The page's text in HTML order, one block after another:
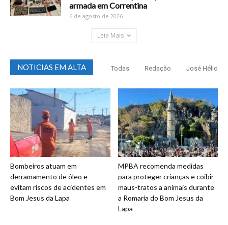
armada em Correntina
6 de agosto de 2026
Leia Mais
NOTICIAS EM ALTA Todas Redação José Hélio
Bombeiros atuam em
derramamento de óleo e
evitam riscos de acidentes em
Bom Jesus da Lapa
MPBA recomenda medidas
para proteger crianças e coibir
maus-tratos a animais durante
a Romaria do Bom Jesus da
Lapa